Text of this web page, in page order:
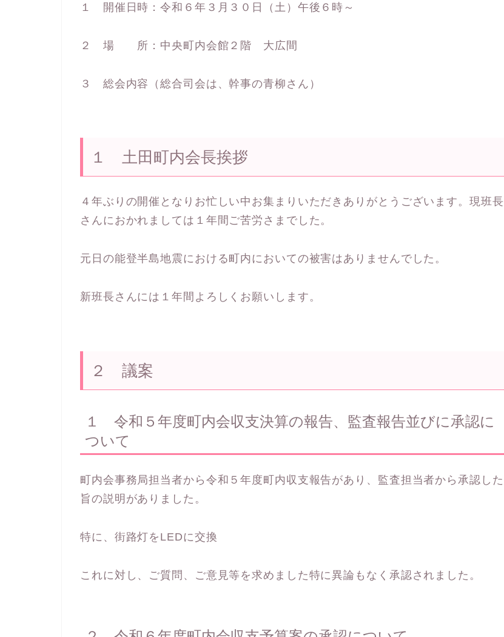
１ 開催日時：令和６年３月３０日（土）午後６時～
２ 場 所：中央町内会館２階 大広間
３ 総会内容（総合司会は、幹事の青柳さん）
１ 土田町内会長挨拶
４年ぶりの開催となりお忙しい中お集まりいただきありがとうございます。現班長
さんにおかれましては１年間ご苦労さまでした。
元日の能登半島地震における町内においての被害はありませんでした。
新班長さんには１年間よろしくお願いします。
２ 議案
１ 令和５年度町内会収支決算の報告、監査報告並びに承認に
ついて
町内会事務局担当者から令和５年度町内収支報告があり、監査担当者から承認した
旨の説明がありました。
特に、街路灯をLEDに交換
これに対し、ご質問、ご意見等を求めました特に異論もなく承認されました。